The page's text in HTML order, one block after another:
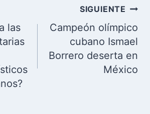
las
SIGUIENTE
Campeón olímpico
cubano Ismael
Borrero deserta en
México